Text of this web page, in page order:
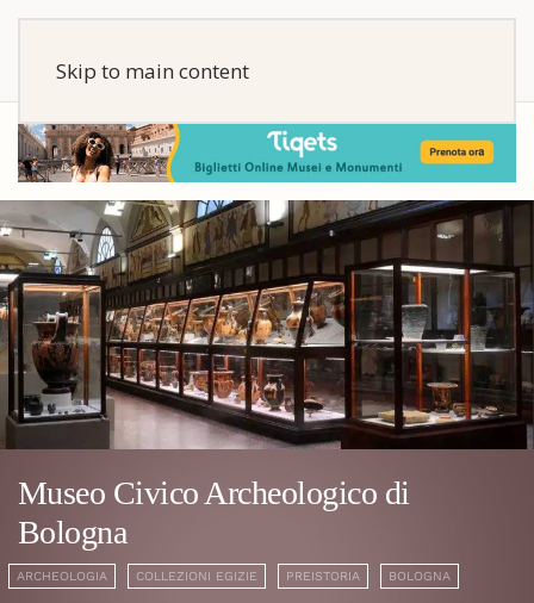
Skip to main content
Museo Civico Archeologico di
Bologna
ARCHEOLOGIA COLLEZIONI EGIZIE PREISTORIA BOLOGNA